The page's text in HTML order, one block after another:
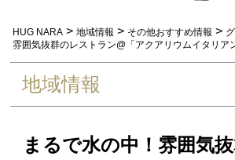
HUG NARA > 地域情報 > その他おすすめ情報 >
雰囲気抜群のレストラン@「アクアリウムイタリア
地域情報
まるで水の中！雰囲気